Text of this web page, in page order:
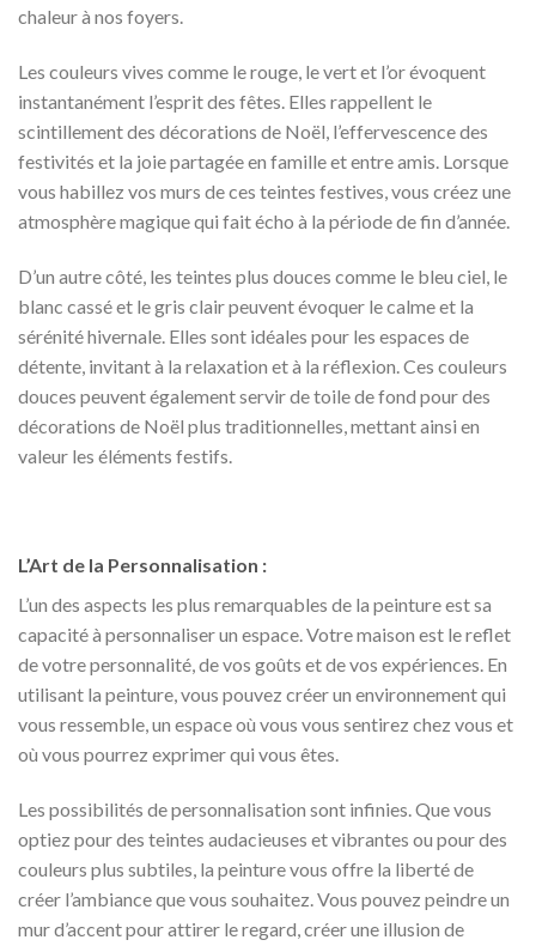
chaleur à nos foyers.
Les couleurs vives comme le rouge, le vert et l’or évoquent
instantanément l’esprit des fêtes. Elles rappellent le
scintillement des décorations de Noël, l’effervescence des
festivités et la joie partagée en famille et entre amis. Lorsque
vous habillez vos murs de ces teintes festives, vous créez une
atmosphère magique qui fait écho à la période de fin d’année.
D’un autre côté, les teintes plus douces comme le bleu ciel, le
blanc cassé et le gris clair peuvent évoquer le calme et la
sérénité hivernale. Elles sont idéales pour les espaces de
détente, invitant à la relaxation et à la réflexion. Ces couleurs
douces peuvent également servir de toile de fond pour des
décorations de Noël plus traditionnelles, mettant ainsi en
valeur les éléments festifs.
L’Art de la Personnalisation :
L’un des aspects les plus remarquables de la peinture est sa
capacité à personnaliser un espace. Votre maison est le reflet
de votre personnalité, de vos goûts et de vos expériences. En
utilisant la peinture, vous pouvez créer un environnement qui
vous ressemble, un espace où vous vous sentirez chez vous et
où vous pourrez exprimer qui vous êtes.
Les possibilités de personnalisation sont infinies. Que vous
optiez pour des teintes audacieuses et vibrantes ou pour des
couleurs plus subtiles, la peinture vous offre la liberté de
créer l’ambiance que vous souhaitez. Vous pouvez peindre un
mur d’accent pour attirer le regard, créer une illusion de